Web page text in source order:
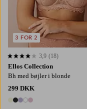
Ellos Collection
Bh med bøjler i blonde
299 DKK
5 farver
3,9 baseret på 18 bedømmelser
3,9 (18)
3 FOR 2